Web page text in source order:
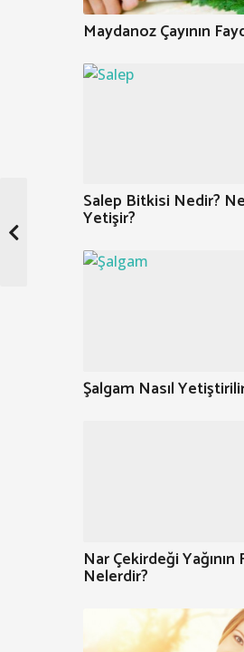
Maydanoz Çayının
Salep Bitkisi Nedir?
Yetişir?
Şalgam Nasıl
Nar Çekirdeği Yağının
Nelerdir?